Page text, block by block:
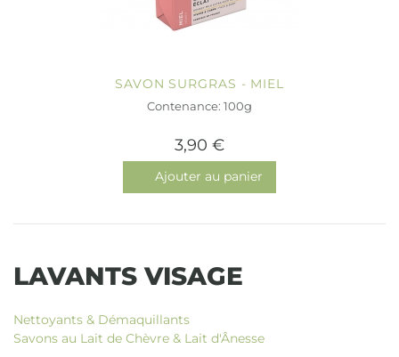
SAVON SURGRAS - MIEL
Contenance: 100g
3,90 €
Ajouter au panier
LAVANTS VISAGE
Nettoyants & Démaquillants
Savons au Lait de Chèvre & Lait d'Ânesse